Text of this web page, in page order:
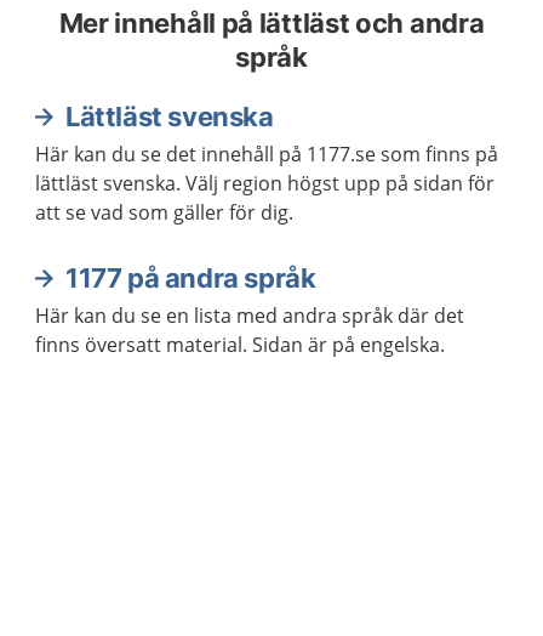
Mer innehåll på lättläst och andra
språk
Lättläst svenska
Här kan du se det innehåll på 1177.se som finns på
lättläst svenska. Välj region högst upp på sidan för
att se vad som gäller för dig.
1177 på andra språk
Här kan du se en lista med andra språk där det
finns översatt material. Sidan är på engelska.